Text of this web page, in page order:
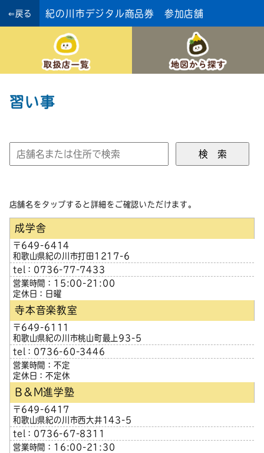
⇐戻る 紀の川市デジタル商品券 参加店舗
習い事
店舗名をタップすると詳細をご確認いただけます。
成学舎
〒649-6414
和歌山県紀の川市打田1217-6
tel：0736-77-7433
営業時間：15:00-21:00
定休日：日曜
寺本音楽教室
〒649-6111
和歌山県紀の川市桃山町最上93-5
tel：0736-60-3446
営業時間：不定
定休日：不定休
B＆M進学塾
〒649-6417
和歌山県紀の川市西大井143-5
tel：0736-67-8311
営業時間：16:00-21:30